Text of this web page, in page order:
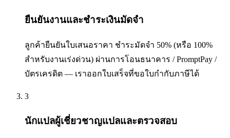
ยืนยันงานและชำระเงินมัดจำ
ลูกค้ายืนยันใบเสนอราคา ชำระมัดจำ 50% (หรือ 100%
สำหรับงานเร่งด่วน) ผ่านการโอนธนาคาร / PromptPay /
บัตรเครดิต — เราออกใบเสร็จที่ขอใบกำกับภาษีได้
3
นักแปลผู้เชี่ยวชาญแปลและตรวจสอบ